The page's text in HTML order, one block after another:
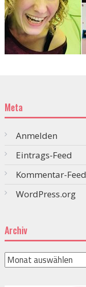
Meta
Anmelden
Eintrags-Feed
Kommentar-Feed
WordPress.org
Archiv
Archiv